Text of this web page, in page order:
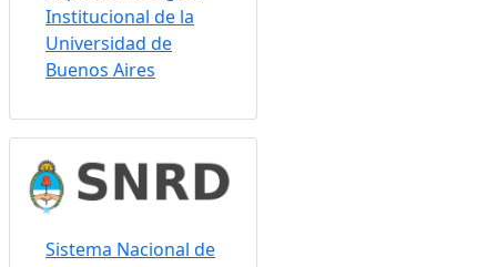
Institucional de la
Universidad de